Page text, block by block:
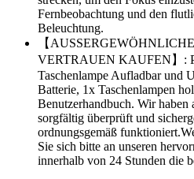
Fernbeobachtung und den
Beleuchtung.
【
VERTRAUEN KAUFEN】:
Taschenlampe Aufladbar und
Batterie, 1x Taschenlampen
Benutzerhandbuch. Wir
sorgfältig überprüft und
ordnungsgemäß
Sie sich bitte an unseren
innerhalb von 24 Stunden die